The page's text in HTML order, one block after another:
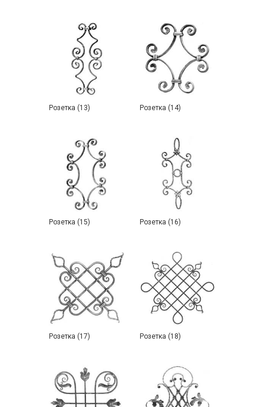
Розетка (13) Розетка (14)
Розетка (15) Розетка (16)
Розетка (17) Розетка (18)